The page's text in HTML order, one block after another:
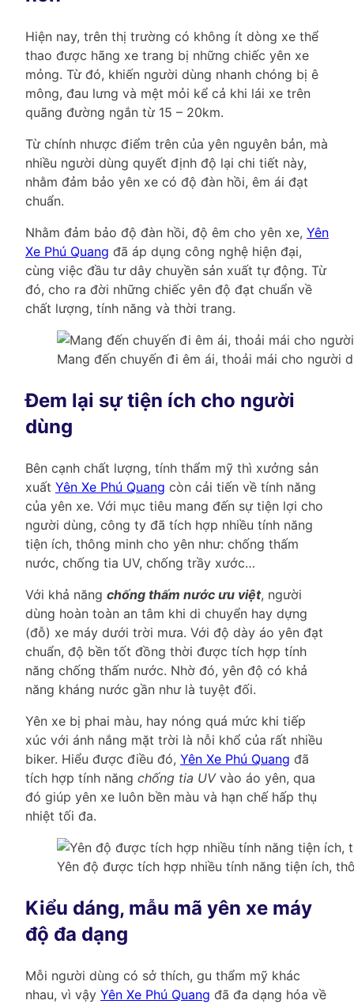
Hiện nay, trên thị trường có không ít dòng xe thể
thao được hãng xe trang bị những chiếc yên xe
mỏng. Từ đó, khiến người dùng nhanh chóng bị ê
mông, đau lưng và mệt mỏi kể cả khi lái xe trên
quãng đường ngắn từ 15 – 20km.
Từ chính nhược điểm trên của yên nguyên bản, mà
nhiều người dùng quyết định độ lại chi tiết này,
nhằm đảm bảo yên xe có độ đàn hồi, êm ái đạt
chuẩn.
Nhằm đảm bảo độ đàn hồi, độ êm cho yên xe, Yên
Xe Phú Quang đã áp dụng công nghệ hiện đại,
cùng việc đầu tư dây chuyền sản xuất tự động. Từ
đó, cho ra đời những chiếc yên độ đạt chuẩn về
chất lượng, tính năng và thời trang.
Mang đến chuyến đi êm ái, thoải mái cho người
Đem lại sự tiện ích cho người
dùng
Bên cạnh chất lượng, tính thẩm mỹ thì xưởng sản
xuất Yên Xe Phú Quang còn cải tiến về tính năng
của yên xe. Với mục tiêu mang đến sự tiện lợi cho
người dùng, công ty đã tích hợp nhiều tính năng
tiện ích, thông minh cho yên như: chống thấm
nước, chống tia UV, chống trầy xước…
Với khả năng chống thấm nước ưu việt, người
dùng hoàn toàn an tâm khi di chuyển hay dựng
(đỗ) xe máy dưới trời mưa. Với độ dày áo yên đạt
chuẩn, độ bền tốt đồng thời được tích hợp tính
năng chống thấm nước. Nhờ đó, yên độ có khả
năng kháng nước gần như là tuyệt đối.
Yên xe bị phai màu, hay nóng quá mức khi tiếp
xúc với ánh nắng mặt trời là nỗi khổ của rất nhiều
biker. Hiểu được điều đó, Yên Xe Phú Quang đã
tích hợp tính năng chống tia UV vào áo yên, qua
đó giúp yên xe luôn bền màu và hạn chế hấp thụ
nhiệt tối đa.
Yên độ được tích hợp nhiều tính năng tiện ích,
Kiểu dáng, mẫu mã yên xe máy
độ đa dạng
Mỗi người dùng có sở thích, gu thẩm mỹ khác
nhau, vì vậy Yên Xe Phú Quang đã đa dạng hóa về